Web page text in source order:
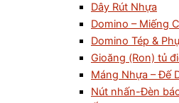
Dây Rút Nhựa
Domino – Miếng
Domino Tép &
Gioăng (Ron) tủ
Máng Nhựa – Đế
Nút nhấn-Đèn